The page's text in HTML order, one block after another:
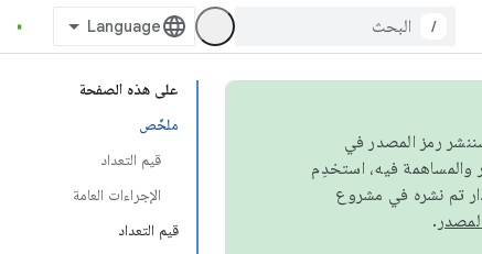
/
على هذه الصفحة
ملخّص
قيم التعداد
الإجراءات العامة
قيم التعداد
سننشر رمز المصدر في
تم نشره في مشروع
.